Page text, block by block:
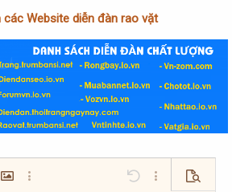
các Website diễn đàn rao vặt
kết
Chèn hình ảnh
Thêm tùy chọn… Undo Thêm tùy chọn…
Xem